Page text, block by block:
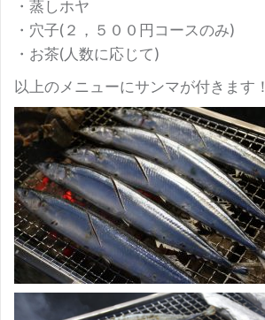
・蒸しホヤ
・穴子(２，５００円コースのみ)
・お茶(人数に応じて)
以上のメニューにサンマが付きます！